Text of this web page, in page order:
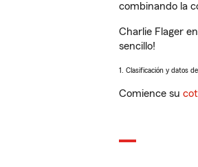
combinando la
Charlie Flager
sencillo!
1. Clasificación y datos
Comience su